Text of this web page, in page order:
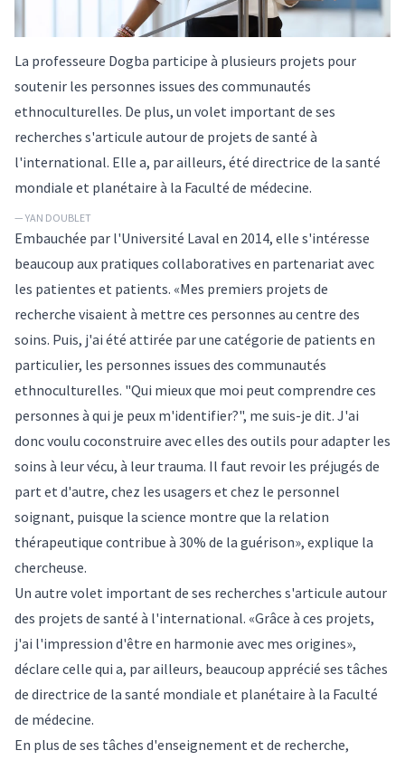
La professeure Dogba participe à plusieurs projets pour
soutenir les personnes issues des communautés
ethnoculturelles. De plus, un volet important de ses
recherches s'articule autour de projets de santé à
l'international. Elle a, par ailleurs, été directrice de la santé
mondiale et planétaire à la Faculté de médecine.
— YAN DOUBLET
Embauchée par l'Université Laval en 2014, elle s'intéresse
beaucoup aux pratiques collaboratives en partenariat avec
les patientes et patients. «Mes premiers projets de
recherche visaient à mettre ces personnes au centre des
soins. Puis, j'ai été attirée par une catégorie de patients en
particulier, les personnes issues des communautés
ethnoculturelles. "Qui mieux que moi peut comprendre ces
personnes à qui je peux m'identifier?", me suis-je dit. J'ai
donc voulu coconstruire avec elles des outils pour adapter les
soins à leur vécu, à leur trauma. Il faut revoir les préjugés de
part et d'autre, chez les usagers et chez le personnel
soignant, puisque la science montre que la relation
thérapeutique contribue à 30% de la guérison», explique la
chercheuse.
Un autre volet important de ses recherches s'articule autour
des projets de santé à l'international. «Grâce à ces projets,
j'ai l'impression d'être en harmonie avec mes origines»,
déclare celle qui a, par ailleurs, beaucoup apprécié ses tâches
de directrice de la santé mondiale et planétaire à la Faculté
de médecine.
En plus de ses tâches d'enseignement et de recherche,